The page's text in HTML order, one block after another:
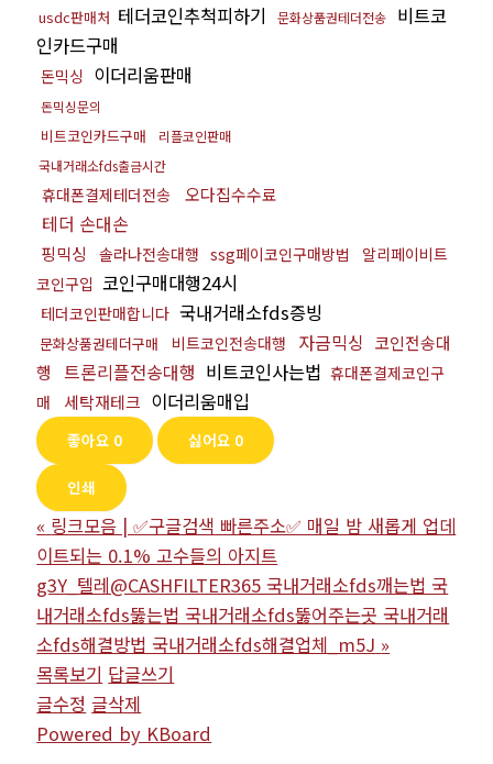
usdc판매처 테더코인추척피하기 문화상품권테더전송
비트코
인카드구매
돈믹싱 이더리움판매
돈믹싱문의
비트코인카드구매
리플코인판매
국내거래소fds출금시간
휴대폰결제테더전송 오다집수수료
테더 손대손
핑믹싱 솔라나전송대행 ssg페이코인구매방법
알리페이비트
코인구입 코인구매대행24시
테더코인판매합니다 국내거래소fds증빙
문화상품권테더구매 비트코인전송대행 자금믹싱 코인전송대
행
트론리플전송대행 비트코인사는법 휴대폰결제코인구
매
세탁재테크 이더리움매입
좋아요 0 싫어요 0
인쇄
« 링크모음 | ✅구글검색 빠른주소✅ 매일 밤 새롭게 업데
이트되는 0.1% 고수들의 아지트
g3Y_텔레@CASHFILTER365 국내거래소fds깨는법 국
내거래소fds뚫는법 국내거래소fds뚫어주는곳 국내거래
소fds해결방법 국내거래소fds해결업체_m5J »
목록보기 답글쓰기
글수정 글삭제
Powered by KBoard